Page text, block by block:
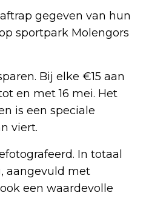
gegeven van hun
sportpark Molengors
Bij elke €15 aan
en met 16 mei. Het
is een speciale
viert.
In totaal
aangevuld met
een waardevolle